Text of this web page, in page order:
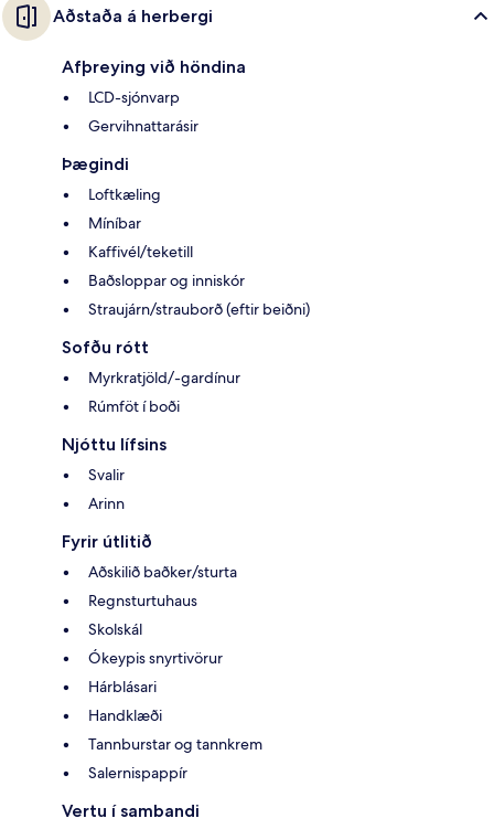
Aðstaða á herbergi
Afþreying við höndina
LCD-sjónvarp
Gervihnattarásir
Þægindi
Loftkæling
Míníbar
Kaffivél/teketill
Baðsloppar og inniskór
Straujárn/strauborð (eftir beiðni)
Sofðu rótt
Myrkratjöld/-gardínur
Rúmföt í boði
Njóttu lífsins
Svalir
Arinn
Fyrir útlitið
Aðskilið baðker/sturta
Regnsturtuhaus
Skolskál
Ókeypis snyrtivörur
Hárblásari
Handklæði
Tannburstar og tannkrem
Salernispappír
Vertu í sambandi